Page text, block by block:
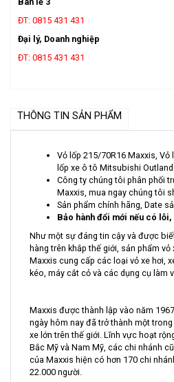
ĐT: 0815 431 431
Đại lý, Doanh nghiệp
ĐT: 0815 431 431
THÔNG TIN SẢN PHẨM
Vỏ lốp 215/70R16 Maxxis, Vỏ
lốp xe ô tô Mitsubishi
Công ty chúng tôi phân phối
Maxxis, mua ngay chúng tôi
Sản phẩm chính hãng, Date
Bảo hành đổi mới nếu có
Như một sự đáng tin cậy và được
hàng trên khắp thế giới, sản phẩm
Maxxis cung cấp các loại vỏ xe hơi,
kéo, máy cắt cỏ và các dụng cụ làm
Maxxis được thành lập vào năm
ngày hôm nay đã trở thành một
xe lớn trên thế giới. Lĩnh vực hoạt
Bắc Mỹ và Nam Mỹ, các chi nhánh
của Maxxis hiện có hơn 170 chi
22.000 người.